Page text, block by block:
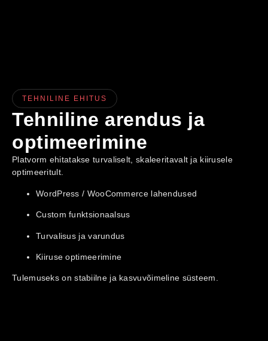
TEHNILINE EHITUS
Tehniline arendus ja
optimeerimine
Platvorm ehitatakse turvaliselt, skaleeritavalt ja kiirusele
optimeeritult.
WordPress / WooCommerce lahendused
Custom funktsionaalsus
Turvalisus ja varundus
Kiiruse optimeerimine
Tulemuseks on stabiilne ja kasvuvõimeline süsteem.